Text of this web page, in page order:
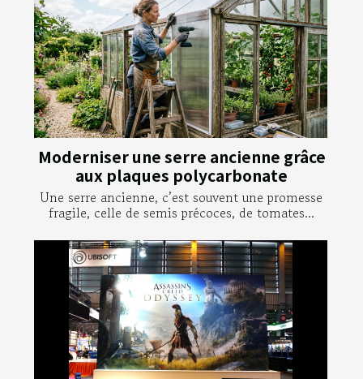
Moderniser une serre ancienne grâce
aux plaques polycarbonate
Une serre ancienne, c’est souvent une promesse
fragile, celle de semis précoces, de tomates...